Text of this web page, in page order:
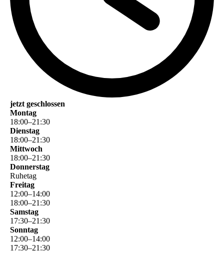
jetzt geschlossen
Montag
18:00–21 :30
Dienstag
18:00–21 :30
Mittwoch
18:00–21 :30
Donnerstag
Ruhetag
Freitag
12:00–14:00
18:00–21 :30
Samstag
17:30–21 :30
Sonntag
12:00–14:00
17:30–21 :30